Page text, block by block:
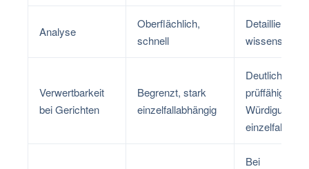
Analyse
Oberflächlich,
schnell
Detailliert,
Verwertbarkeit
bei Gerichten
Begrenzt, stark
einzelfallabhängig
Deutlich
prüffähig,
Würdigung
Bei